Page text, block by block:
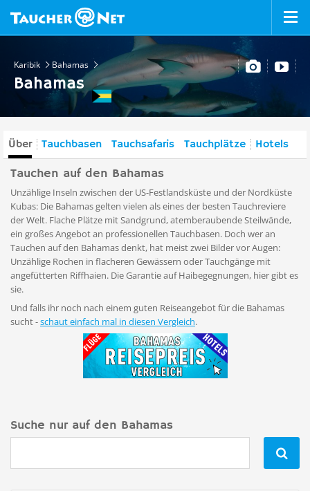
Karibik Bahamas
Bahamas
Über Tauchbasen Tauchsafaris Tauchplätze Hotels
Tauchen auf den Bahamas
Unzählige Inseln zwischen der US-Festlandsküste und der Nordküste
Kubas: Die Bahamas gelten vielen als eines der besten Tauchreviere
der Welt. Flache Plätze mit Sandgrund, atemberaubende Steilwände,
ein großes Angebot an professionellen Tauchbasen. Doch wer an
Tauchen auf den Bahamas denkt, hat meist zwei Bilder vor Augen:
Unzählige Rochen in flacheren Gewässern oder Tauchgänge mit
angefütterten Riffhaien. Die Garantie auf Haibegegnungen, hier gibt es
sie.
Und falls ihr noch nach einem guten Reiseangebot für die Bahamas
sucht -schaut einfach mal in diesen Vergleich.
Suche nur auf den Bahamas
